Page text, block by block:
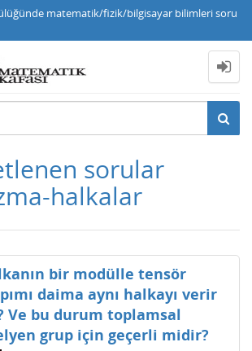
matematik/fizik/bilgisayar bilimleri soru
sorular
halkalar
bir modülle tensör
daima aynı halkayı verir
Ve bu durum toplamsal
grup için geçerli midir?